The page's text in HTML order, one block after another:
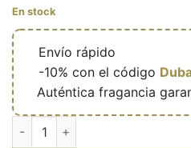
En stock
Envío rápido
-10% con el código
Auténtica fragancia
Eau de parfum Meringue